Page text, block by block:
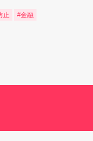
止 #金融